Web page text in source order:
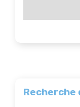
Recherche